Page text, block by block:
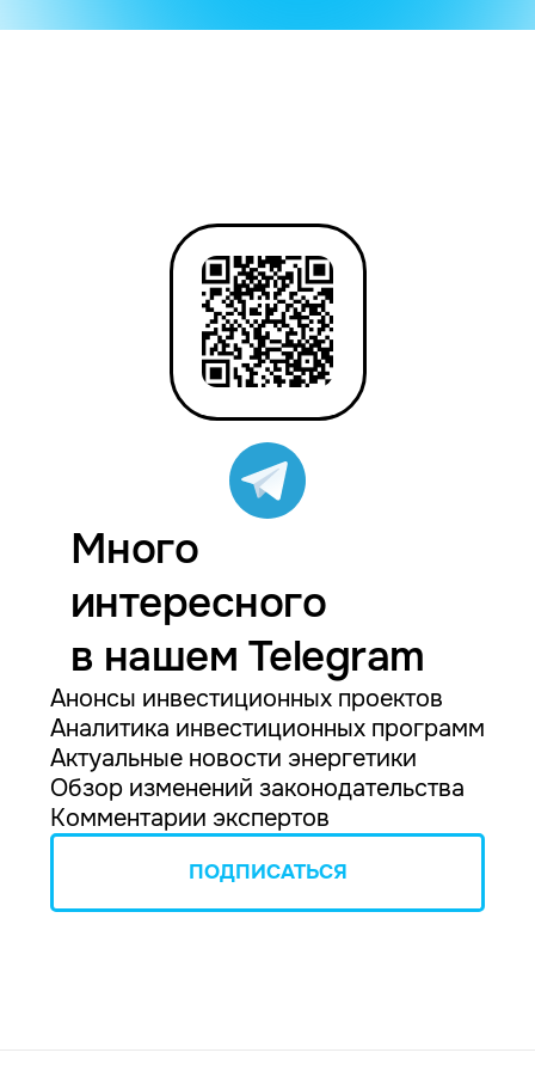
Много
интересного
в нашем Telegram
Анонсы инвестиционных проектов
Аналитика инвестиционных программ
Актуальные новости энергетики
Обзор изменений законодательства
Комментарии экспертов
ПОДПИСАТЬСЯ